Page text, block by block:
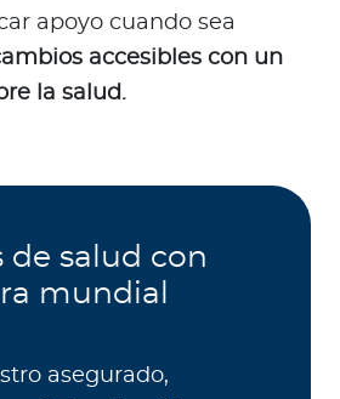
apoyo cuando sea
accesibles con un
la salud.
de salud con
mundial
asegurado,